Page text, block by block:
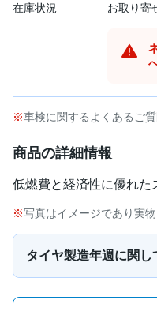
在庫状況 お取り寄
車検に関するよくあるご
商品の詳細情報
低燃費と経済性に優れた
写真はイメージであり実
タイヤ製造年週に関し